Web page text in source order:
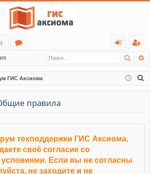
ру
м
ы
д
ег
ис
тр
ГИС Аксиома
правила
техподдержки ГИС Аксиома,
своё согласие со
Если вы не согласны
не заходите и не